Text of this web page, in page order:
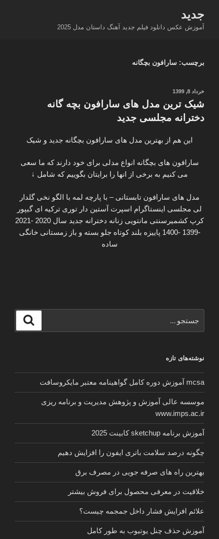
محتوا
جدید
آموزش عکس دانلود فیلم جدید آهنگ داستان مدل 2025
برچسب: سارافون بچگانه
نوشته‌شده
خرداد 8, 1399
شیک ترین مدل های سارافون بچه گانه
دخترانه مجلسی جدید
این هم از بهترین مدل های سارافون بچگانه جدید و شیک
سارافون های بچگانه انواع مدلی برای خود دارند که ما سعی
می کنیم به برخی از انها را برایتان بگوییم که شامل ↓
مدل های سارافون تابستانی – با پارچه لمه با الگو نخی گلدار
لی مجلسی اینستاگرام اسپرت آستین دار توری ترکیه ای گیپور
کرپ کشمیرسنتی مانتویی زنانه دخترانه جدید سال 2020 -2021
-1399 -1400 پاییزه بلند کوتاه جلو بسته و باز زمستانی خانگی
ساده
برای
جستجو
نوشته‌های تازه
mcsa آموزش دوره کامل گواهینامه معتبر مایکروسافت
موسسه عالی آموزش و پژوهش مدیریت و برنامه ریزی
www.imps.ac.ir
آموزش برنامه sketchup کابینت 2025
چگونه درصد سلامت باتری ایفون را افزایش دهیم
بهترین راه های صرفه جویی در مصرف برق
خلاقیت در معرفی محصول برای فروش بیشتر
علائم افزایش فشار داخل جمجمه چیست؟
آموزش حذف چنل یوتیوب به طور کامل